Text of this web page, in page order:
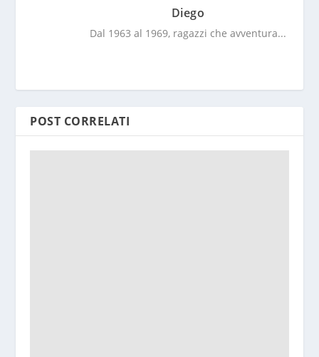
Diego
Dal 1963 al 1969, ragazzi che avventura...
POST CORRELATI